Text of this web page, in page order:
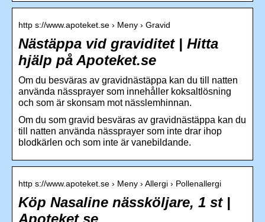
http s://www.apoteket.se › Meny › Gravid
Nästäppa vid graviditet | Hitta
hjälp på Apoteket.se
Om du besväras av gravidnästäppa kan du till natten
använda nässprayer som innehåller koksaltlösning
och som är skonsam mot nässlemhinnan.
Om du som gravid besväras av gravidnästäppa kan du
till natten använda nässprayer som inte drar ihop
blodkärlen och som inte är vanebildande.
http s://www.apoteket.se › Meny › Allergi › Pollenallergi
Köp Nasaline nässköljare, 1 st |
Apoteket.se